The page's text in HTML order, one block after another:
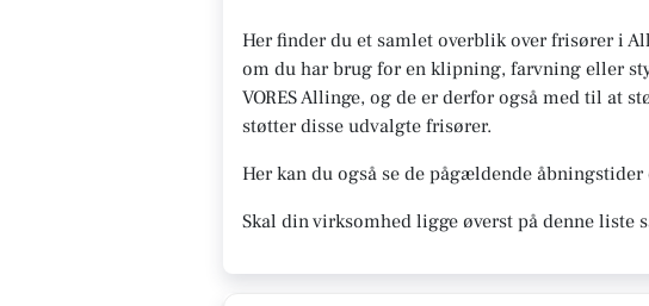
Her finder du et samlet overblik over frisører i
om du har brug for en klipning, farvning eller
VORES Allinge, og de er derfor også med til at
støtter disse udvalgte frisører.
Her kan du også se de pågældende
Skal din virksomhed ligge øverst på denne liste